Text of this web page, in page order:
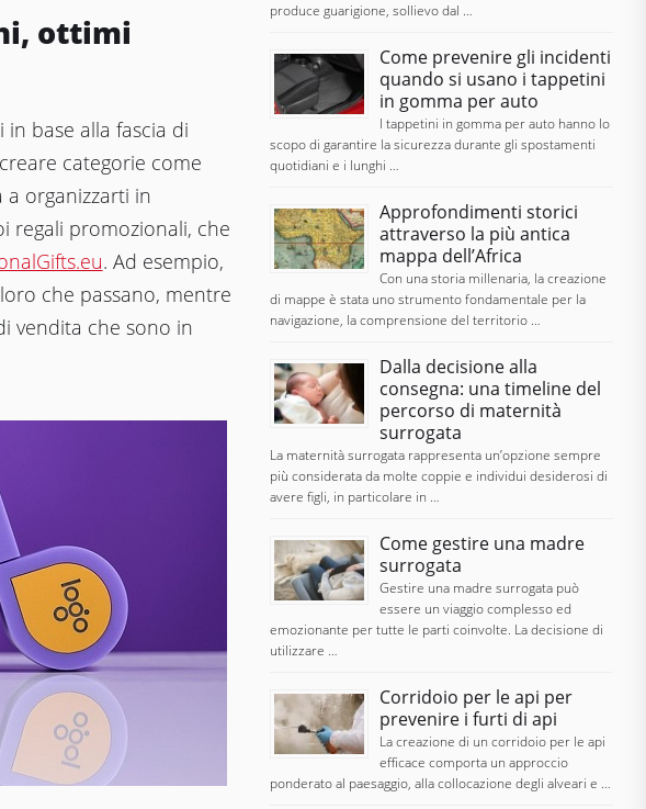
ottimi
base alla fascia di
categorie come
a organizzarti in
regali promozionali, che
. Ad esempio,
che passano, mentre
vendita che sono in
produce guarigione, sollievo dal …
Come prevenire gli incidenti
quando si usano i tappetini
in gomma per auto
I tappetini in gomma per auto hanno lo
scopo di garantire la sicurezza durante gli spostamenti
quotidiani e i lunghi …
Approfondimenti storici
attraverso la più antica
mappa dell’Africa
Con una storia millenaria, la creazione
di mappe è stata uno strumento fondamentale per la
navigazione, la comprensione del territorio …
Dalla decisione alla
consegna: una timeline del
percorso di maternità
surrogata
La maternità surrogata rappresenta un’opzione sempre
più considerata da molte coppie e individui desiderosi di
avere figli, in particolare in …
Come gestire una madre
surrogata
Gestire una madre surrogata può
essere un viaggio complesso ed
emozionante per tutte le parti coinvolte. La decisione di
utilizzare …
Corridoio per le api per
prevenire i furti di api
La creazione di un corridoio per le api
efficace comporta un approccio
ponderato al paesaggio, alla collocazione degli alveari e …